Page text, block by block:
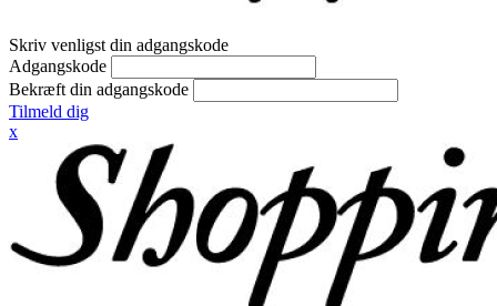
Skriv venligst din adgangskode
Adgangskode
Bekræft din adgangskode
Tilmeld dig
x